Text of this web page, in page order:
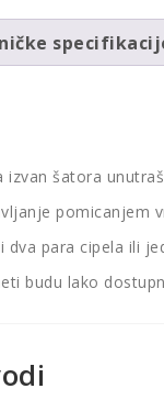
izvan šatora
pomicanjem
dva para cipela ili
budu lako